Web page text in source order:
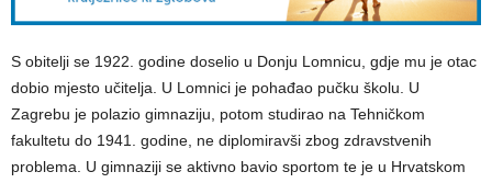
S obitelji se 1922. godine doselio u Donju Lomnicu, gdje mu je otac
dobio mjesto učitelja. U Lomnici je pohađao pučku školu. U
Zagrebu je polazio gimnaziju, potom studirao na Tehničkom
fakultetu do 1941. godine, ne diplomiravši zbog zdravstvenih
problema. U gimnaziji se aktivno bavio sportom te je u Hrvatskom